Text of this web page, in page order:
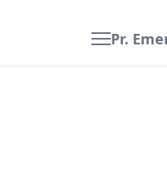
Pr.